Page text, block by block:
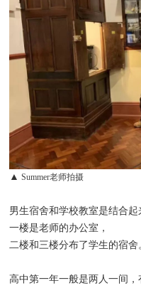
▲ Summer老师拍摄
男生宿舍和学校教室是结合起
一楼是老师的办公室，
二楼和三楼分布了学生的宿舍
高中第一年一般是两人一间